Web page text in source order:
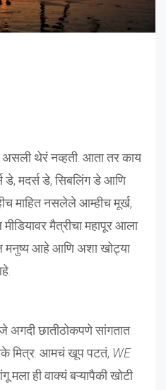
असली थेरं नव्हती. आता तर काय
मदर्स डे, सिबलिंग डे आणि
माहित नसलेले आम्हीच मूर्ख,
मैत्रीचा महापूर आला
मनुष्य आहे आणि अशा खोट्या
छातीठोकपणे सांगतात
मित्र. आमचं खूप पटतं, WE
मला ही वाक्यं बऱ्यापैकी खोटी